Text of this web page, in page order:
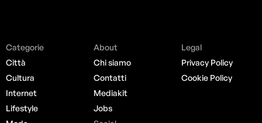
Categorie
Città
Cultura
Internet
Lifestyle
About
Chi siamo
Contatti
Mediakit
Jobs
Legal
Privacy Policy
Cookie Policy